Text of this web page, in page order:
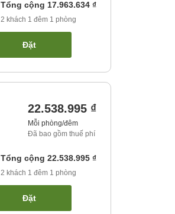
Tổng cộng 17.963.634 ₫
2 khách 1 đêm 1 phòng
Đặt
22.538.995 ₫
Mỗi phòng/đêm
Đã bao gồm thuế phí
Tổng cộng 22.538.995 ₫
2 khách 1 đêm 1 phòng
Đặt